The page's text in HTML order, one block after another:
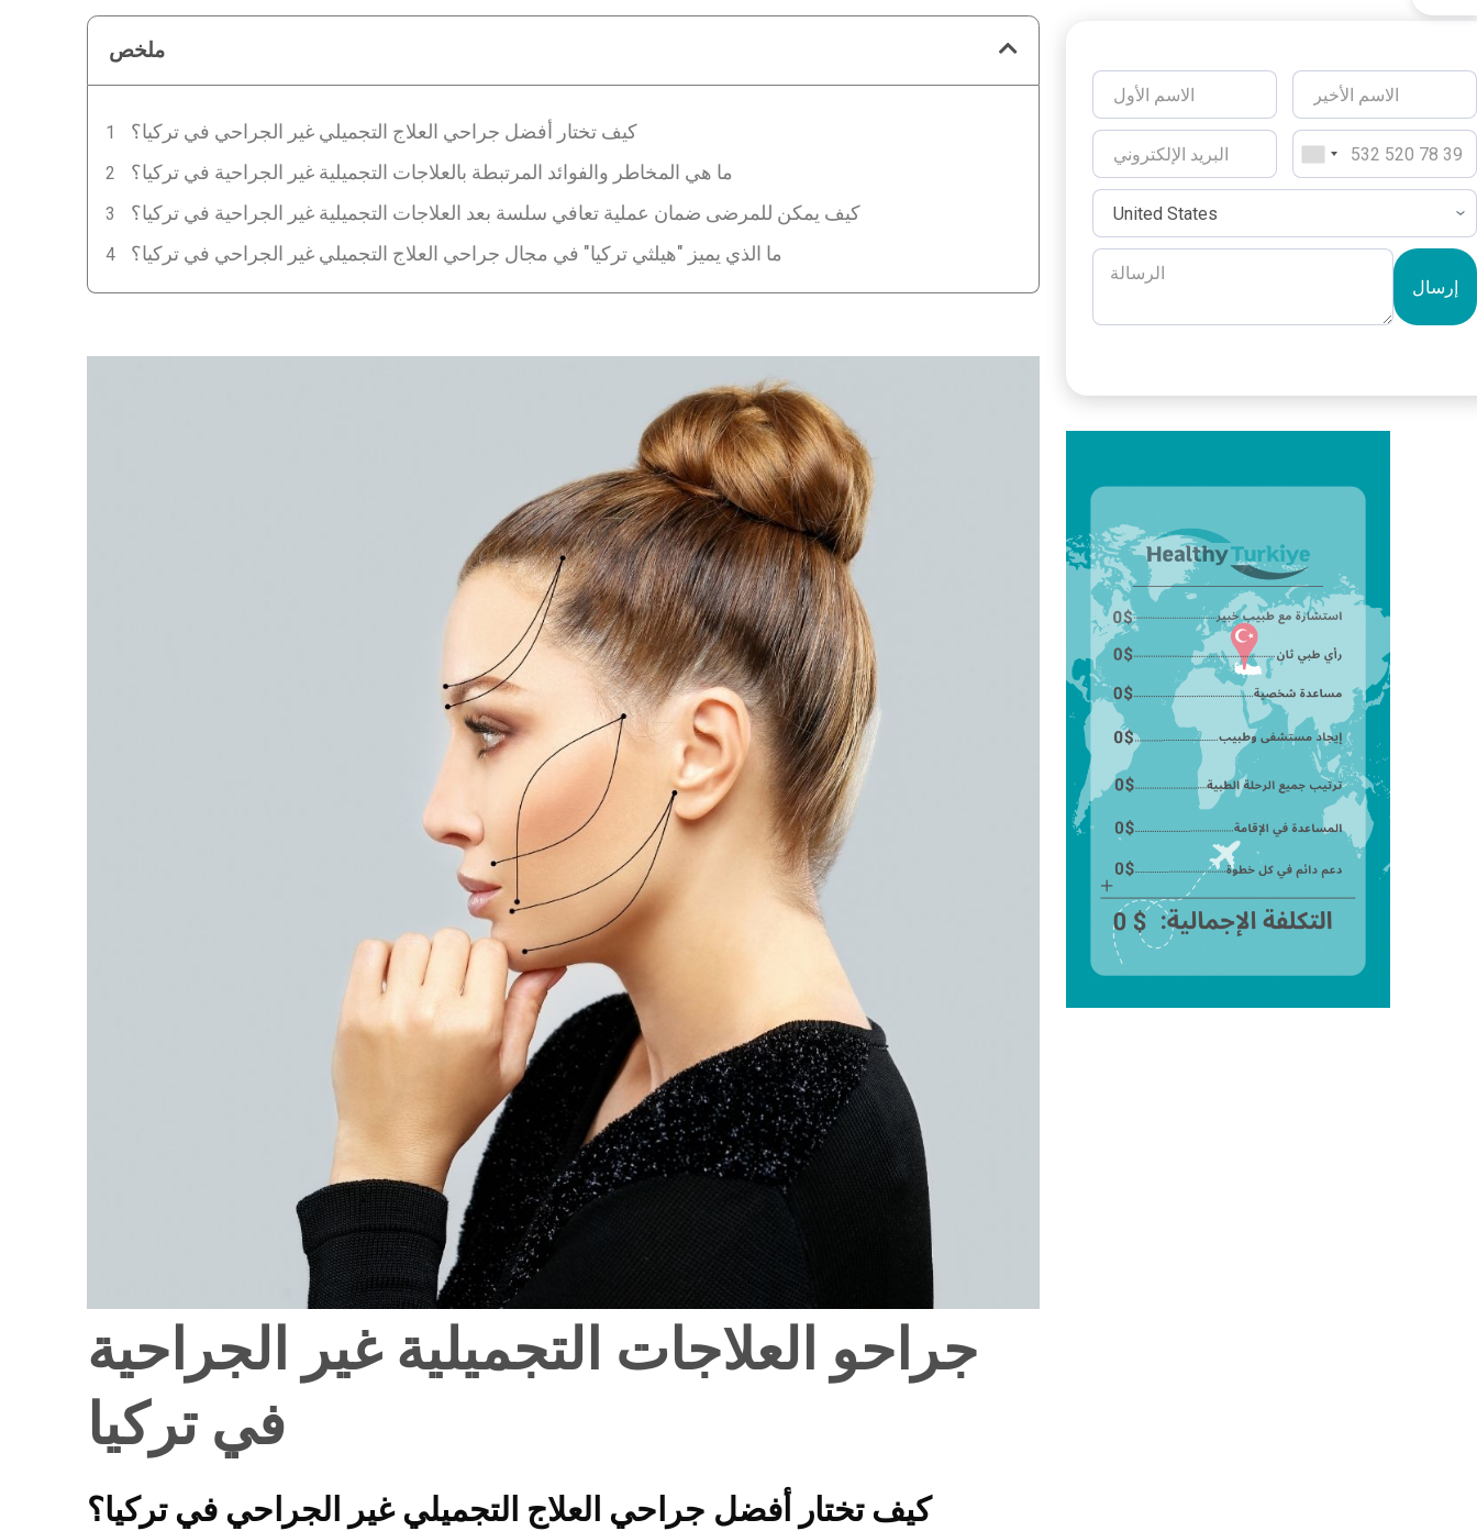
ملخص
كيف تختار أفضل جراحي العلاج التجميلي غير الجراحي في تركيا؟
ما هي المخاطر والفوائد المرتبطة بالعلاجات التجميلية غير الجراحية في تركيا؟
كيف يمكن للمرضى ضمان عملية تعافي سلسة بعد العلاجات التجميلية غير الجراحية في تركيا؟
ما الذي يميز "هيلثي تركيا" في مجال جراحي العلاج التجميلي غير الجراحي في تركيا؟
جراحو العلاجات التجميلية غير الجراحية
في تركيا
كيف تختار أفضل جراحي العلاج التجميلي غير الجراحي في تركيا؟
إرسال